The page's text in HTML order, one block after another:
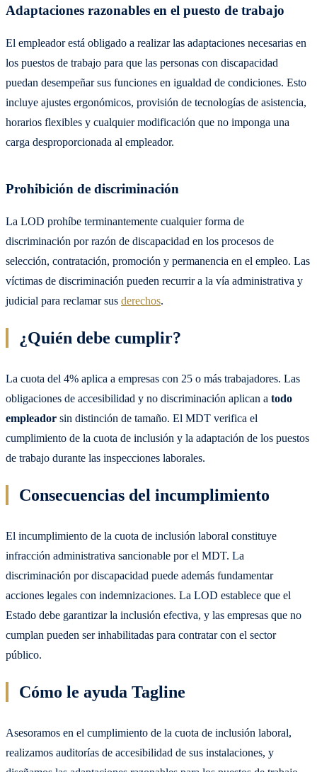
Adaptaciones razonables en el puesto de trabajo
El empleador está obligado a realizar las adaptaciones necesarias en
los puestos de trabajo para que las personas con discapacidad
puedan desempeñar sus funciones en igualdad de condiciones. Esto
incluye ajustes ergonómicos, provisión de tecnologías de asistencia,
horarios flexibles y cualquier modificación que no imponga una
carga desproporcionada al empleador.
Prohibición de discriminación
La LOD prohíbe terminantemente cualquier forma de
discriminación por razón de discapacidad en los procesos de
selección, contratación, promoción y permanencia en el empleo. Las
víctimas de discriminación pueden recurrir a la vía administrativa y
judicial para reclamar sus derechos.
¿Quién debe cumplir?
La cuota del 4% aplica a empresas con 25 o más trabajadores. Las
obligaciones de accesibilidad y no discriminación aplican a todo
empleador sin distinción de tamaño. El MDT verifica el
cumplimiento de la cuota de inclusión y la adaptación de los puestos
de trabajo durante las inspecciones laborales.
Consecuencias del incumplimiento
El incumplimiento de la cuota de inclusión laboral constituye
infracción administrativa sancionable por el MDT. La
discriminación por discapacidad puede además fundamentar
acciones legales con indemnizaciones. La LOD establece que el
Estado debe garantizar la inclusión efectiva, y las empresas que no
cumplan pueden ser inhabilitadas para contratar con el sector
público.
Cómo le ayuda Tagline
Asesoramos en el cumplimiento de la cuota de inclusión laboral,
realizamos auditorías de accesibilidad de sus instalaciones, y